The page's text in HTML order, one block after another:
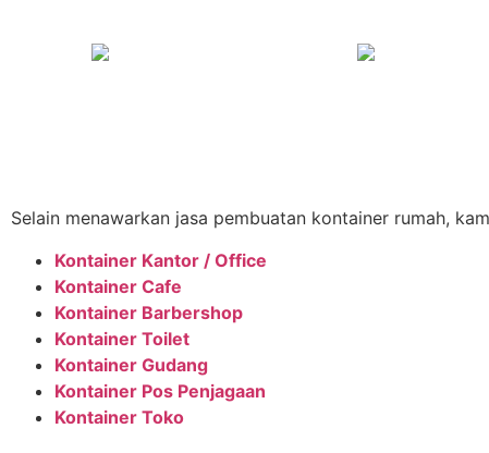
Selain menawarkan jasa pembuatan kontainer rumah,
Kontainer Kantor / Office
Kontainer Cafe
Kontainer Barbershop
Kontainer Toilet
Kontainer Gudang
Kontainer Pos Penjagaan
Kontainer Toko